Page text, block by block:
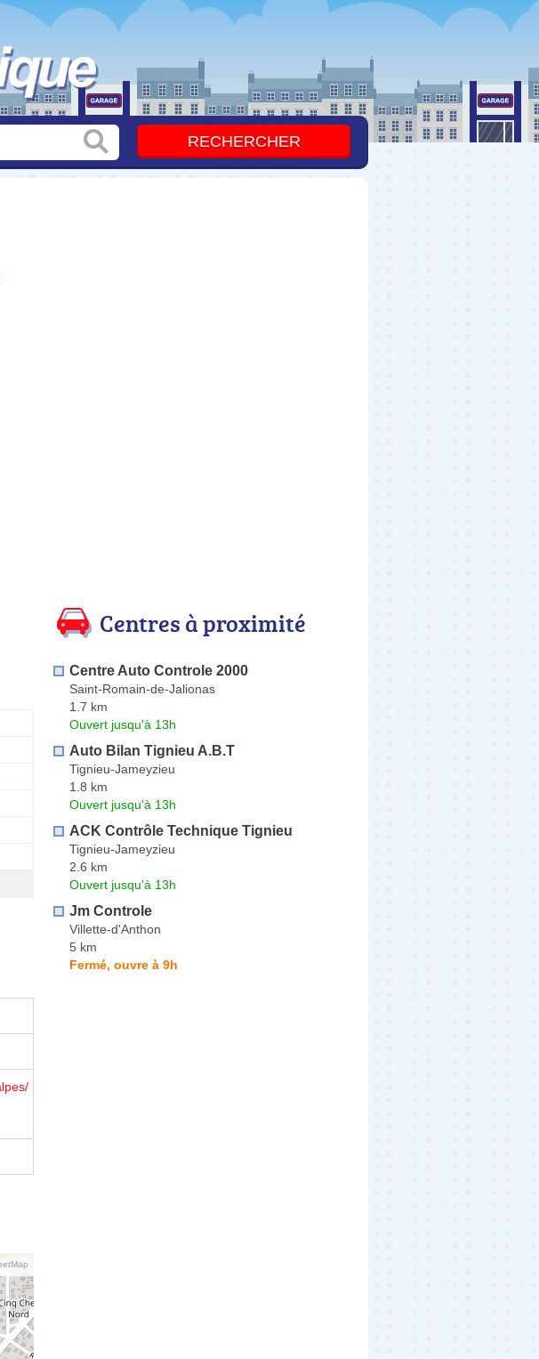
Centres à proximité
Centre Auto Controle 2000
Saint-Romain-de-Jalionas
1.7 km
Ouvert jusqu'à 13h
Auto Bilan Tignieu A.B.T
Tignieu-Jameyzieu
1.8 km
Ouvert jusqu'à 13h
ACK Contrôle Technique Tignieu
Tignieu-Jameyzieu
2.6 km
Ouvert jusqu'à 13h
Jm Controle
Villette-d'Anthon
5 km
Fermé, ouvre à 9h